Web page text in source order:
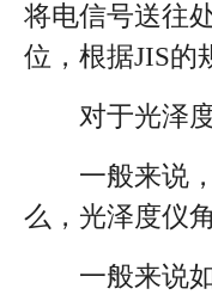
将电信号送往
位，根据JIS的
对于光泽度
一般来说，
么，光泽度仪
一般来说如